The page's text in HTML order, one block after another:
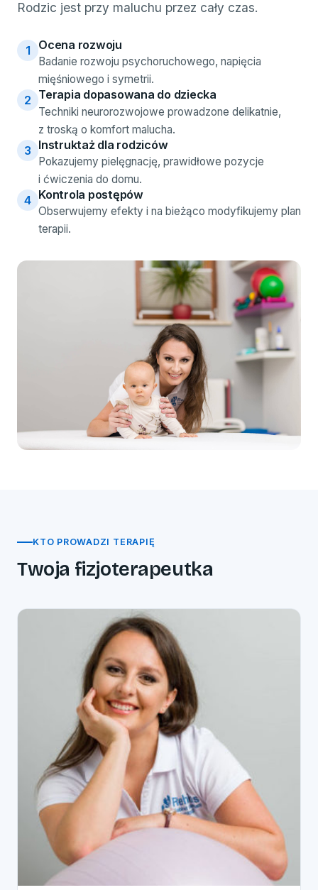
Rodzic jest przy maluchu przez cały czas.
1 Ocena rozwoju
Badanie rozwoju psychoruchowego, napięcia
mięśniowego i symetrii.
2 Terapia dopasowana do dziecka
Techniki neurorozwojowe prowadzone delikatnie,
z troską o komfort malucha.
3 Instruktaż dla rodziców
Pokazujemy pielęgnację, prawidłowe pozycje
i ćwiczenia do domu.
4 Kontrola postępów
Obserwujemy efekty i na bieżąco modyfikujemy plan
terapii.
KTO PROWADZI TERAPIĘ
Twoja fizjoterapeutka